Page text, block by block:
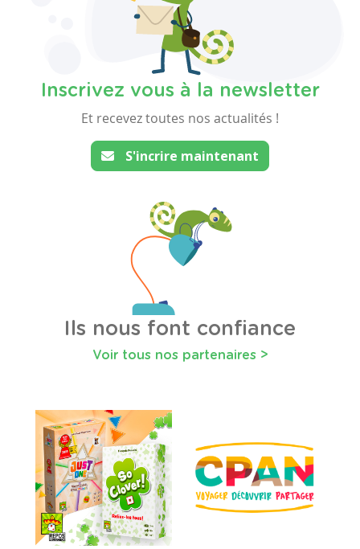
Inscrivez vous à la newsletter
Et recevez toutes nos actualités !
S'incrire maintenant
Ils nous font confiance
Voir tous nos partenaires >